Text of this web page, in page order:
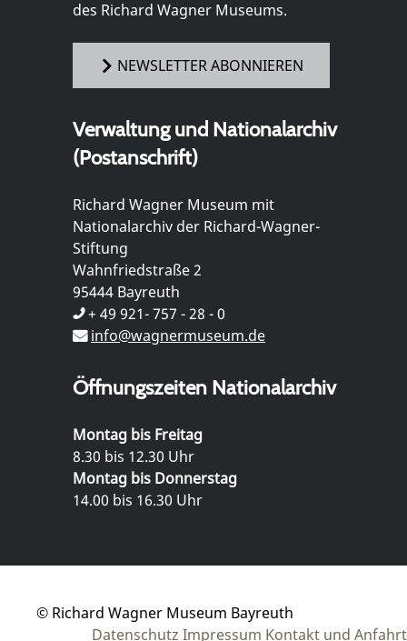
des Richard Wagner Museums.
NEWSLETTER ABONNIEREN
Verwaltung und Nationalarchiv
(Postanschrift)
Richard Wagner Museum mit
Nationalarchiv der Richard-Wagner-
Stiftung
Wahnfriedstraße 2
95444 Bayreuth
+ 49 921- 757 - 28 - 0
info@wagnermuseum.de
Öffnungszeiten Nationalarchiv
Montag bis Freitag
8.30 bis 12.30 Uhr
Montag bis Donnerstag
14.00 bis 16.30 Uhr
© Richard Wagner Museum Bayreuth
Datenschutz Impressum Kontakt und Anfahrt